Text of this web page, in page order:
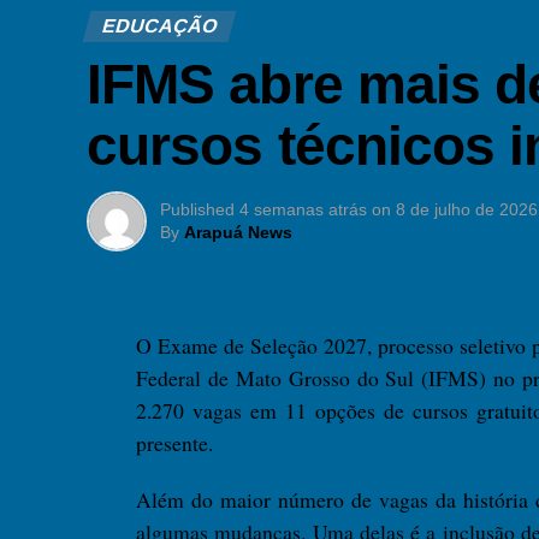
O Play na Carreira está organizado em
primeira, Modo Exploração, os
profissões por meio da ferramenta Rota de
seu perfil, interesses e objetivos.
Na segunda etapa, Modo Treinamento, o foco
acesso gratuito a videoaulas, simulados,
utilizar uma calculadora que estima o
A última etapa, chamada Versão Pro,
mercado de trabalho, profissões em alta e
Além disso, a plataforma terá uma fase
proposta é oferecer suporte contínuo para
habilidades e se preparar para os próximos
EDUCAÇÃO
IFMS abre mais
cursos técnicos
Published 4 semanas atrás on 8 de julho de
By Arapuá News
O Exame de Seleção 2027, processo
Federal de Mato Grosso do Sul (IFMS) no
2.270 vagas em 11 opções de cursos
presente.
Além do maior número de vagas da história
algumas mudanças. Uma delas é a inclusão